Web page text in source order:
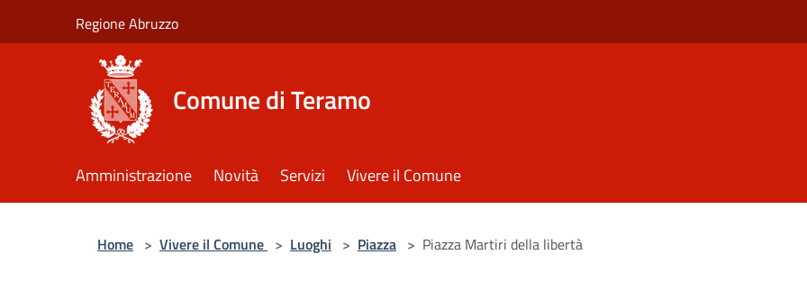
Regione Abruzzo
Comune di Teramo
Amministrazione Novità Servizi Vivere il Comune
Home > Vivere il Comune > Luoghi > Piazza > Piazza Martiri della libertà